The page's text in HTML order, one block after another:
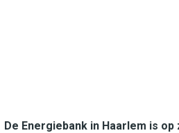
De Energiebank in Haarlem is